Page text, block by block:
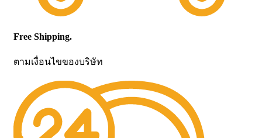
Free Shipping.
ตามเงื่อนไขของบริษัท